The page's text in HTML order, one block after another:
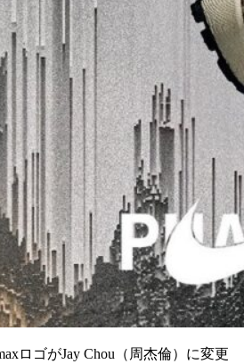
ロゴがJay Chou（周杰倫）に変更